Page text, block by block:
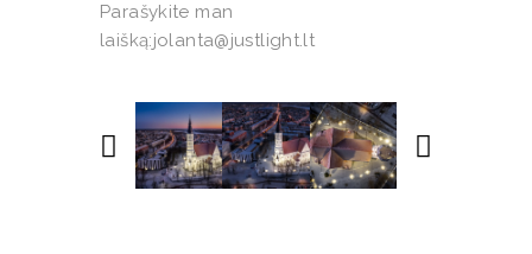
Parašykite man
laišką:jolanta@justlight.lt